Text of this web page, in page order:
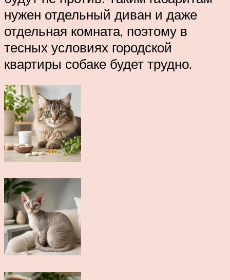
нужен отдельный диван и даже
отдельная комната, поэтому в
тесных условиях городской
квартиры собаке будет трудно.